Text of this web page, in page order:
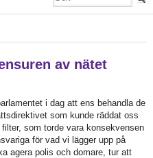
av nätet
i dag att ens behandla de
som kunde räddat oss
som torde vara konsekvensen
för vad vi lägger upp på
agera polis och domare, tur att